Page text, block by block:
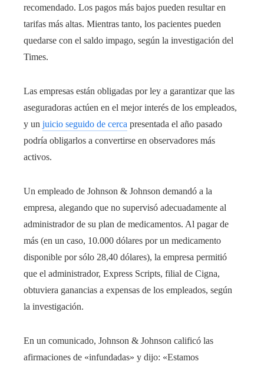
recomendado. Los pagos más bajos pueden resultar en
tarifas más altas. Mientras tanto, los pacientes pueden
quedarse con el saldo impago, según la investigación del
Times.
Las empresas están obligadas por ley a garantizar que las
aseguradoras actúen en el mejor interés de los empleados,
y un juicio seguido de cerca presentada el año pasado
podría obligarlos a convertirse en observadores más
activos.
Un empleado de Johnson & Johnson demandó a la
empresa, alegando que no supervisó adecuadamente al
administrador de su plan de medicamentos. Al pagar de
más (en un caso, 10.000 dólares por un medicamento
disponible por sólo 28,40 dólares), la empresa permitió
que el administrador, Express Scripts, filial de Cigna,
obtuviera ganancias a expensas de los empleados, según
la investigación.
En un comunicado, Johnson & Johnson calificó las
afirmaciones de «infundadas» y dijo: «Estamos